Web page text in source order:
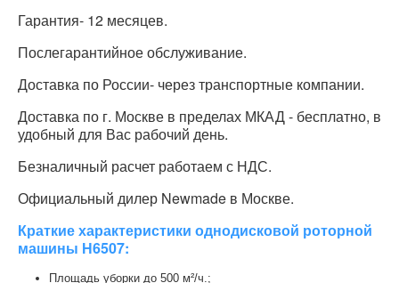
Гарантия- 12 месяцев.
Послегарантийное обслуживание.
Доставка по России- через транспортные компании.
Доставка по г. Москве в пределах МКАД - бесплатно, в
удобный для Вас рабочий день.
Безналичный расчет работаем с НДС.
Официальный дилер Newmade в Москве.
Краткие характеристики однодисковой роторной
машины Н6507:
Площадь уборки до 500 м²/ч.;